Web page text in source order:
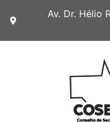
Av. Dr. Hélio